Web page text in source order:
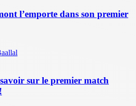
l’emporte dans son premier
sur le premier match